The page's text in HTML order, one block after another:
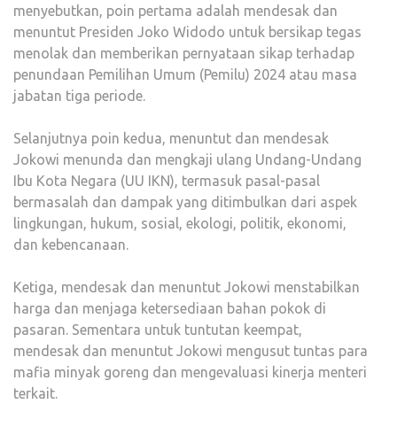
menyebutkan, poin pertama adalah mendesak dan
menuntut Presiden Joko Widodo untuk bersikap tegas
menolak dan memberikan pernyataan sikap terhadap
penundaan Pemilihan Umum (Pemilu) 2024 atau masa
jabatan tiga periode.
Selanjutnya poin kedua, menuntut dan mendesak
Jokowi menunda dan mengkaji ulang Undang-Undang
Ibu Kota Negara (UU IKN), termasuk pasal-pasal
bermasalah dan dampak yang ditimbulkan dari aspek
lingkungan, hukum, sosial, ekologi, politik, ekonomi,
dan kebencanaan.
Ketiga, mendesak dan menuntut Jokowi menstabilkan
harga dan menjaga ketersediaan bahan pokok di
pasaran. Sementara untuk tuntutan keempat,
mendesak dan menuntut Jokowi mengusut tuntas para
mafia minyak goreng dan mengevaluasi kinerja menteri
terkait.